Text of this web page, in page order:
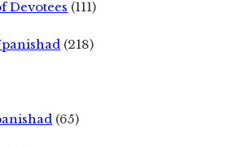
Devotees (111)
(218)
(65)